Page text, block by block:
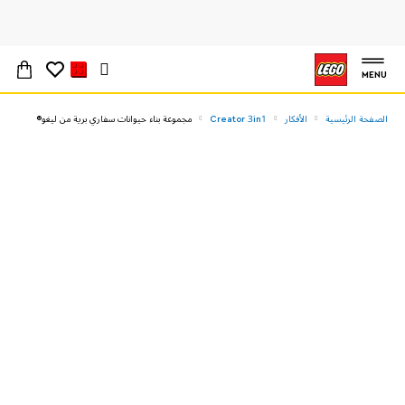
MENU
الصفحة الرئيسية الأفكار Creator 3in1 مجموعة بناء حيوانات سفاري برية من ليغو®